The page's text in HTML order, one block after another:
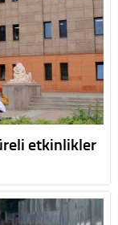
etkinlikler